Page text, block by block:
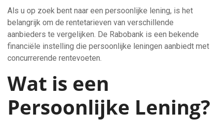
Als u op zoek bent naar een persoonlijke lening, is het
belangrijk om de rentetarieven van verschillende
aanbieders te vergelijken. De Rabobank is een bekende
financiële instelling die persoonlijke leningen aanbiedt met
concurrerende rentevoeten.
Wat is een
Persoonlijke Lening?